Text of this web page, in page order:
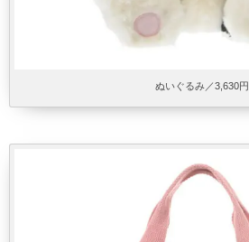
ぬいぐるみ／3,630円